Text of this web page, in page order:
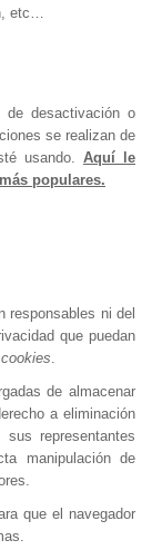
etc…
de desactivación o
se realizan de
usando. Aquí le
populares.
responsables ni del
que puedan
cookies.
de almacenar
a eliminación
representantes
manipulación de
que el navegador